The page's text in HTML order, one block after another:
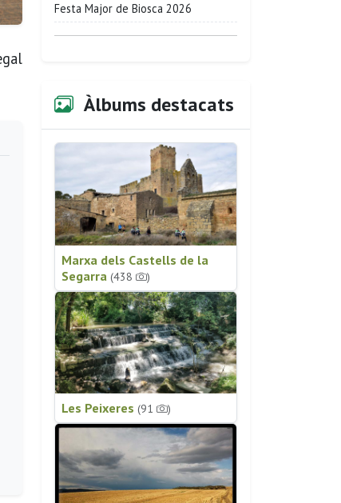
Festa Major de Biosca 2026
Àlbums destacats
Marxa dels Castells de la
Segarra (438 )
Les Peixeres (91 )